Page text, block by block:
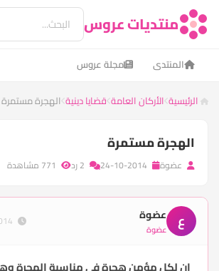
منتديات عروس
المنتدى مجلة عروس
الرئيسية الأركان العامة قضايا دينية الهجرة مستمرة
الهجرة مستمرة
عضوة
ع عضوة
عضوة